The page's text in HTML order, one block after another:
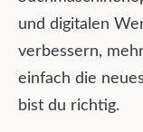
und digitalen
verbessern,
einfach die
bist du richtig.